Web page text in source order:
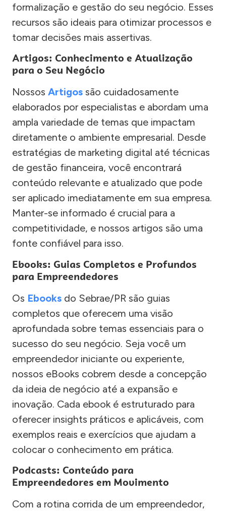
formalização e gestão do seu negócio. Esses
recursos são ideais para otimizar processos e
tomar decisões mais assertivas.
Artigos: Conhecimento e Atualização
para o Seu Negócio
Nossos Artigos são cuidadosamente
elaborados por especialistas e abordam uma
ampla variedade de temas que impactam
diretamente o ambiente empresarial. Desde
estratégias de marketing digital até técnicas
de gestão financeira, você encontrará
conteúdo relevante e atualizado que pode
ser aplicado imediatamente em sua empresa.
Manter-se informado é crucial para a
competitividade, e nossos artigos são uma
fonte confiável para isso.
Ebooks: Guias Completos e Profundos
para Empreendedores
Os Ebooks do Sebrae/PR são guias
completos que oferecem uma visão
aprofundada sobre temas essenciais para o
sucesso do seu negócio. Seja você um
empreendedor iniciante ou experiente,
nossos eBooks cobrem desde a concepção
da ideia de negócio até a expansão e
inovação. Cada ebook é estruturado para
oferecer insights práticos e aplicáveis, com
exemplos reais e exercícios que ajudam a
colocar o conhecimento em prática.
Podcasts: Conteúdo para
Empreendedores em Movimento
Com a rotina corrida de um empreendedor,